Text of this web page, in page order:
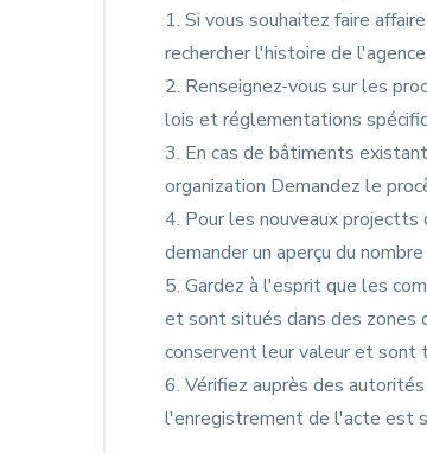
1. Si vous souhaitez faire
rechercher l'histoire de
2. Renseignez-vous sur les
lois et réglementations
3. En cas de bâtiments
organization Demandez le
4. Pour les nouveaux
demander un aperçu du
5. Gardez à l'esprit que les
et sont situés dans des zones
conservent leur valeur et sont
6. Vérifiez auprès des
l'enregistrement de l'acte est